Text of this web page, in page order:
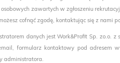
osobowych zawartych w zgłoszeniu
cofnąć zgodę, kontaktując się z nami
danych jest Work&Profit Sp. zo.o.
formularz kontaktowy pod adresem
administratora.